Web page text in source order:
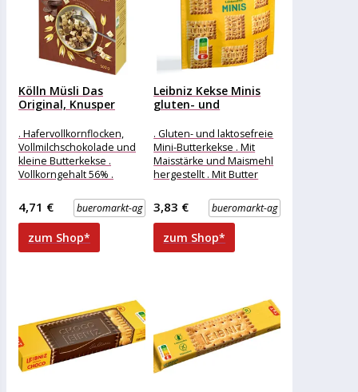
Kölln Müsli Das
Original, Knusper
. Hafervollkornflocken,
Vollmilchschokolade und
kleine Butterkekse .
Vollkorngehalt 56% .
zertifizierter Kakao
Merkmale: Sorte: Knusper,
Schoko Inhalt: 500g,
weitere
bueromarkt-ag
4,71 €
zum Shop*
Leibniz Kekse Minis
gluten- und
Butterkeks,...
. Gluten- und laktosefreie
Mini-Butterkekse . Mit
Maisstärke und Maismehl
hergestellt . Mit Butter
100% recyclefähigbueromarkt-ag
3,83 €
zum Shop*